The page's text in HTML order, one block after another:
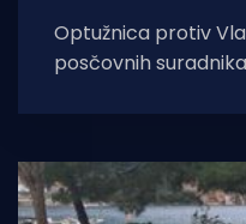
Optužnica protiv
posčovnih
je osnovao